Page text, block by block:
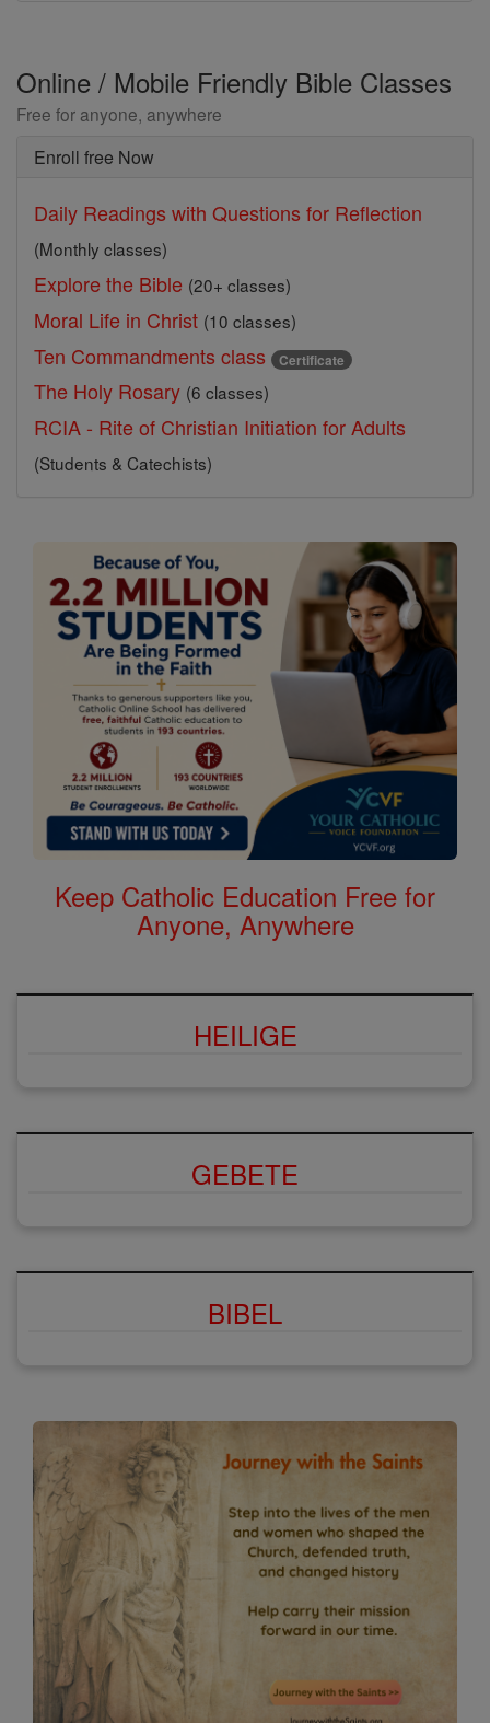
Online / Mobile Friendly Bible Classes
Free for anyone, anywhere
Enroll free Now
Daily Readings with Questions for Reflection
(Monthly classes)
Explore the Bible (20+ classes)
Moral Life in Christ (10 classes)
Ten Commandments class Certificate
The Holy Rosary (6 classes)
RCIA - Rite of Christian Initiation for Adults
(Students & Catechists)
Keep Catholic Education Free for
Anyone, Anywhere
HEILIGE
GEBETE
BIBEL